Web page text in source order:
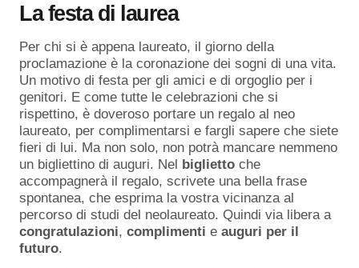
La festa di laurea
Per chi si è appena laureato, il giorno della
proclamazione è la coronazione dei sogni di una vita.
Un motivo di festa per gli amici e di orgoglio per i
genitori. E come tutte le celebrazioni che si
rispettino, è doveroso portare un regalo al neo
laureato, per complimentarsi e fargli sapere che siete
fieri di lui. Ma non solo, non potrà mancare nemmeno
un bigliettino di auguri. Nel biglietto che
accompagnerà il regalo, scrivete una bella frase
spontanea, che esprima la vostra vicinanza al
percorso di studi del neolaureato. Quindi via libera a
congratulazioni, complimenti e auguri per il
futuro.